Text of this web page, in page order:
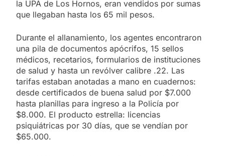
la UPA de Los Hornos, eran vendidos por sumas
que llegaban hasta los 65 mil pesos.
Durante el allanamiento, los agentes encontraron
una pila de documentos apócrifos, 15 sellos
médicos, recetarios, formularios de instituciones
de salud y hasta un revólver calibre .22. Las
tarifas estaban anotadas a mano en cuadernos:
desde certificados de buena salud por $7.000
hasta planillas para ingreso a la Policía por
$8.000. El producto estrella: licencias
psiquiátricas por 30 días, que se vendían por
$65.000.